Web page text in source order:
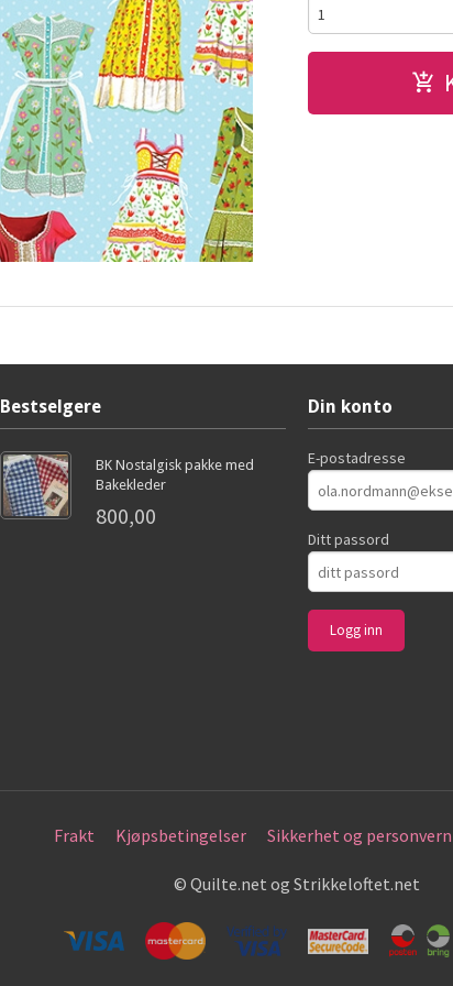
Bestselgere
BK Nostalgisk pakke med
Bakekleder
800,00
Din konto
E-postadresse
Ditt passord
Frakt Kjøpsbetingelser Sikkerhet og personvern
© Quilte.net og Strikkeloftet.net